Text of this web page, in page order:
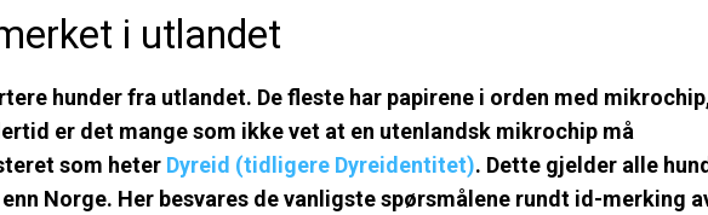
i utlandet
hunder fra utlandet. De fleste har papirene i orden med
er det mange som ikke vet at en utenlandsk mikrochip må
som heter Dyreid (tidligere Dyreidentitet). Dette gjelder alle
Norge. Her besvares de vanligste spørsmålene rundt id-merking